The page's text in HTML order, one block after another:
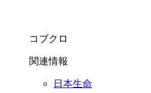
コブクロ
関連情報
日本生命